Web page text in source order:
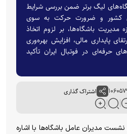
لیگ برتر ضمن بررسی شرایط
کشور و ضرورت حرکت به سوی
مدیریت باشگاه‌ها، بر لزوم اتخاذ
پایداری مالی، افزایش بهره‌وری
حرفه‌ای در فوتبال ایران تأکید
اشتراک گذاری
نشست مدیران عامل باشگاه‌ها با اشاره